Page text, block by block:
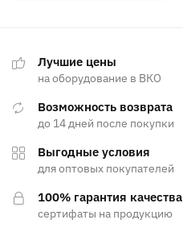
Лучшие цены
на оборудование в ВКО
Возможность возврата
до 14 дней после покупки
Выгодные условия
для оптовых покупателей
100% гарантия качества
сертифаты на продукцию